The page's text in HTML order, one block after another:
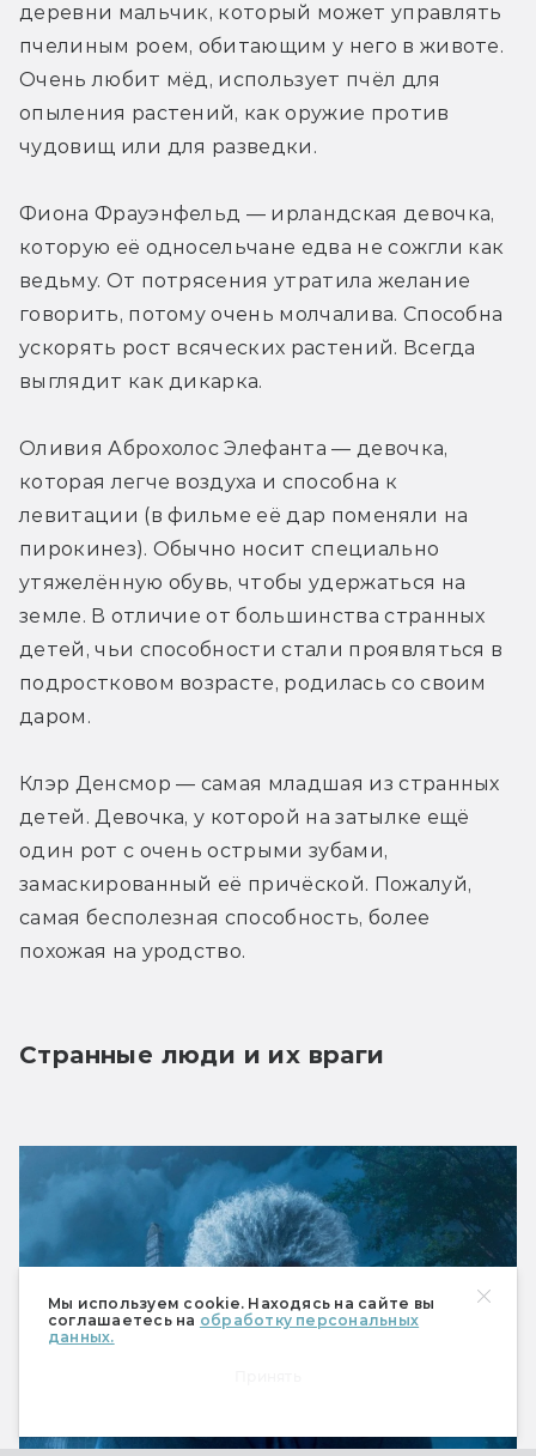
Мы используем cookie. Находясь на сайте вы
соглашаетесь на обработку персональных
данных.
деревни мальчик, который может управлять
пчелиным роем, обитающим у него в животе.
Очень любит мёд, использует пчёл для
опыления растений, как оружие против
чудовищ или для разведки.
Фиона Фрауэнфельд — ирландская девочка,
которую её односельчане едва не сожгли как
ведьму. От потрясения утратила желание
говорить, потому очень молчалива. Способна
ускорять рост всяческих растений. Всегда
выглядит как дикарка.
Оливия Аброхолос Элефанта — девочка,
которая легче воздуха и способна к
левитации (в фильме её дар поменяли на
пирокинез). Обычно носит специально
утяжелённую обувь, чтобы удержаться на
земле. В отличие от большинства странных
детей, чьи способности стали проявляться в
подростковом возрасте, родилась со своим
даром.
Клэр Денсмор — самая младшая из странных
детей. Девочка, у которой на затылке ещё
один рот с очень острыми зубами,
замаскированный её причёской. Пожалуй,
самая бесполезная способность, более
похожая на уродство.
Странные люди и их враги